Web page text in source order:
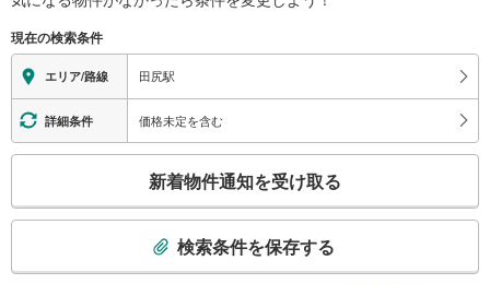
現在の検索条件
エリア/路線 田尻駅
詳細条件 価格未定を含む
検
新着物件通知を受け取る
検索条件を保存する